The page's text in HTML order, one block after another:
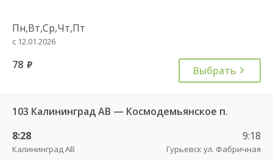
Пн,Вт,Ср,Чт,Пт
с 12.01.2026
78 руб. Выбрать
103 Калининград АВ — Космодемьянское п.
8:28
Калининград АВ
9:18
Гурьевск ул. Фабричная